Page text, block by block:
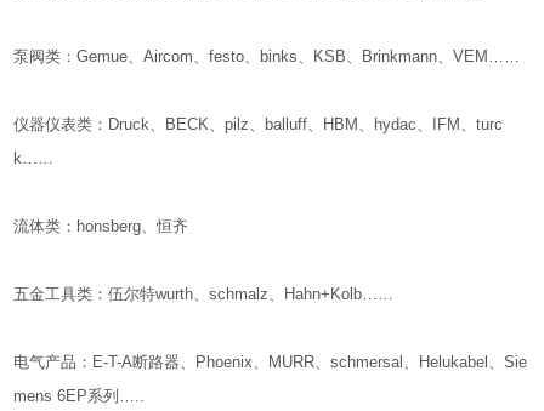
泵阀类：Gemue、Aircom、festo、binks、KSB、Brinkmann、VEM……
仪器仪表类：Druck、BECK、pilz、balluff、HBM、hydac、IFM、turc
k……
流体类：honsberg、恒齐
五金工具类：伍尔特wurth、schmalz、Hahn+Kolb……
电气产品：E-T-A断路器、Phoenix、MURR、schmersal、Helukabel、Sie
mens 6EP系列…..